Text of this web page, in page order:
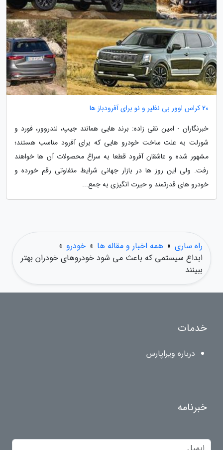
20 کراس اوور بی نظیر و نو برای آفرودباز ها
خبرنگاران - امین نقی زاده: برند هایی همانند جیپ، لندروور، فورد و
شورلت به علت ساخت خودرو هایی که برای آفرود مناسب هستند؛
مشهور شده و عاشقان آفرود قطعا به سراغ محصولات آن ها خواهند
رفت. ولی این روز ها در بازار جهانی شرایط متفاوتی رقم خورده و
خودرو های قدرتمند و حیرت انگیزی به جمع...
راه ساری » همه اخبار و مقاله ها » خودرو »
ابداع سیستمی که باعث می شود خودروهای خودران بهتر
ببینند
خدمات
درباره ویراپارس
خبرنامه